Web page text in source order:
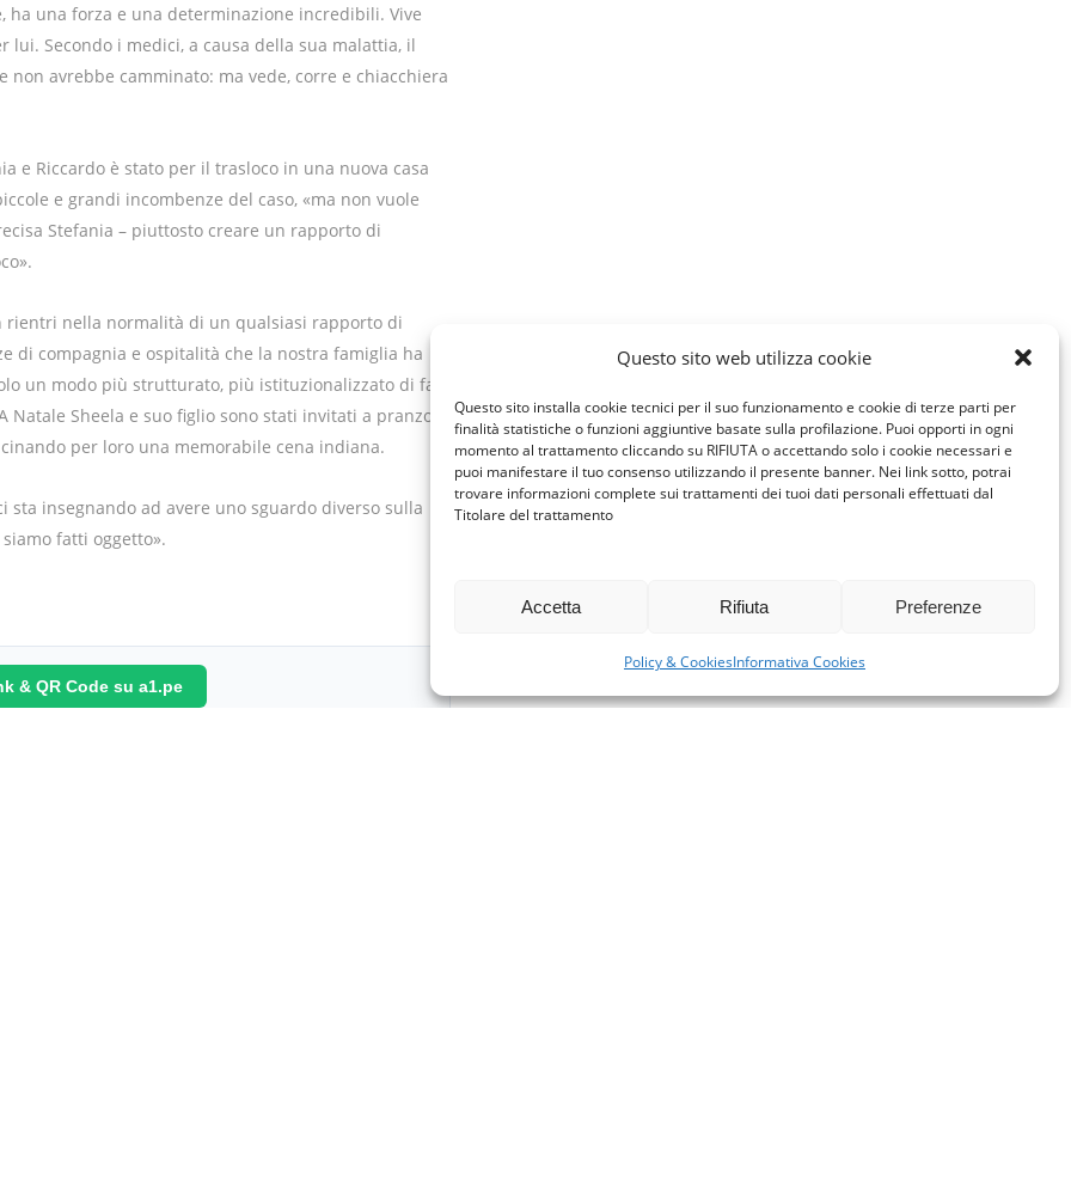
Questo sito web utilizza cookie
Questo sito installa cookie tecnici per il suo funzionamento e cookie di terze parti per
finalità statistiche o funzioni aggiuntive basate sulla profilazione. Puoi opporti in ogni
momento al trattamento cliccando su RIFIUTA o accettando solo i cookie necessari e
puoi manifestare il tuo consenso utilizzando il presente banner. Nei link sotto, potrai
trovare informazioni complete sui trattamenti dei tuoi dati personali effettuati dal
Titolare del trattamento
Accetta Rifiuta Preferenze
Policy & CookiesInformativa Cookies
ha una forza e una determinazione incredibili. Vive
Secondo i medici, a causa della sua malattia, il
avrebbe camminato: ma vede, corre e chiacchiera
e Riccardo è stato per il trasloco in una nuova casa
e grandi incombenze del caso, «ma non vuole
Stefania – piuttosto creare un rapporto di
rientri nella normalità di un qualsiasi rapporto di
di compagnia e ospitalità che la nostra famiglia ha
un modo più strutturato, più istituzionalizzato di far
Sheela e suo figlio sono stati invitati a pranzo a
per loro una memorabile cena indiana.
sta insegnando ad avere uno sguardo diverso sulla
fatti oggetto».
& QR Code su a1.pe